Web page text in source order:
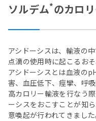
ソルデム*のカロ
アシドーシスは、輸液の
点滴の使用時に起こるお
アシドーシスとは血液の
害、血圧低下、痙攣、呼
高カロリー輸液を行なう
ーシスをおこすことが知
意喚起が行われてきました